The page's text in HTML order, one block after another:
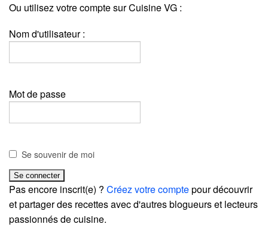
Ou utilisez votre compte sur Cuisine VG :
Nom d'utilisateur :
Mot de passe
Se souvenir de moi
Pas encore inscrit(e) ? Créez votre comptepour découvrir
et partager des recettes avec d'autres blogueurs et lecteurs
passionnés de cuisine.